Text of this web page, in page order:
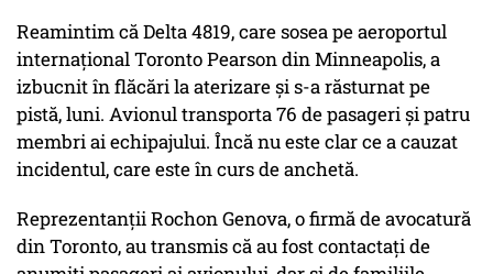
Reamintim că Delta 4819, care sosea pe aeroportul
internațional Toronto Pearson din Minneapolis, a
izbucnit în flăcări la aterizare și s-a răsturnat pe
pistă, luni. Avionul transporta 76 de pasageri și patru
membri ai echipajului. Încă nu este clar ce a cauzat
incidentul, care este în curs de anchetă.
Reprezentanții Rochon Genova, o firmă de avocatură
din Toronto, au transmis că au fost contactați de